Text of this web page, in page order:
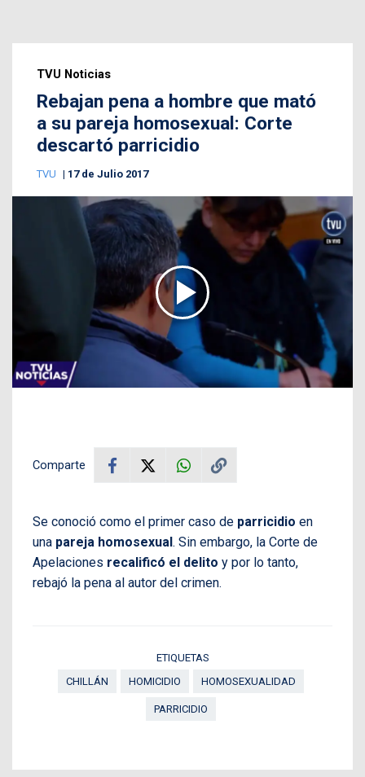
TVU Noticias
Rebajan pena a hombre que mató
a su pareja homosexual: Corte
descartó parricidio
TVU 17 de Julio 2017
Comparte
Se conoció como el primer caso de parricidio en
una pareja homosexual . Sin embargo, la Corte de
Apelaciones recalificó el delito y por lo tanto,
rebajó la pena al autor del crimen.
ETIQUETAS
CHILLÁN
HOMICIDIO HOMOSEXUALIDAD
PARRICIDIO